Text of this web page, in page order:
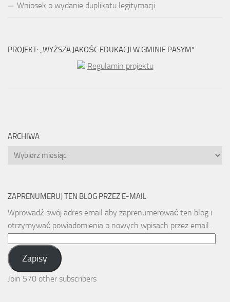
Wniosek o wydanie duplikatu legitymacji
PROJEKT: „WYŻSZA JAKOŚC EDUKACJI W GMINIE PASYM”
Regulamin projektu
ARCHIWA
Archiwa
ZAPRENUMERUJ TEN BLOG PRZEZ E-MAIL
Wprowadź swój adres email aby zaprenumerować ten blog i
otrzymywać powiadomienia o nowych wpisach przez email.
Address:
Zapisy
Join 570 other subscribers